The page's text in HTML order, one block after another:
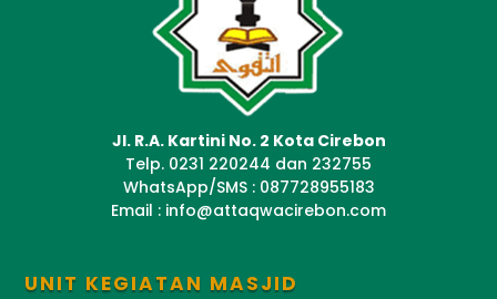
Jl. R.A. Kartini No. 2 Kota Cirebon
Telp. 0231 220244 dan 232755
WhatsApp/SMS : 087728955183
Email : info@attaqwacirebon.com
UNIT KEGIATAN MASJID